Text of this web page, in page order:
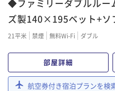
朝食付き
【清掃不要のお客様限定】
◆ファミリーダブルル
ズ製140×195ベット+ソ
21平米 禁煙 無料Wi-Fi ダブル
部屋詳細
航空券付き宿泊プランを検